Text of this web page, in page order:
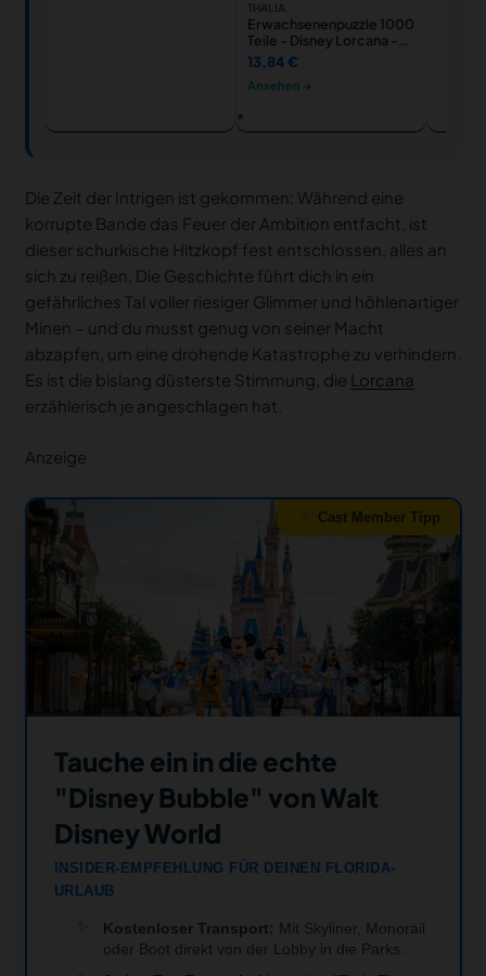
THALIA
Erwachsenenpuzzle 1000
Teile - Disney Lorcana -
Glimmers of the Realm:
Emerald
13,84 €
Ansehen →
Die Zeit der Intrigen ist gekommen: Während eine
korrupte Bande das Feuer der Ambition entfacht, ist
dieser schurkische Hitzkopf fest entschlossen, alles an
sich zu reißen. Die Geschichte führt dich in ein
gefährliches Tal voller riesiger Glimmer und höhlenartiger
Minen – und du musst genug von seiner Macht
abzapfen, um eine drohende Katastrophe zu verhindern.
Es ist die bislang düsterste Stimmung, die
Lorcana
erzählerisch je angeschlagen hat.
Anzeige
Cast Member Tipp
Tauche ein in die echte
"Disney Bubble" von Walt
Disney World
INSIDER-EMPFEHLUNG FÜR DEINEN FLORIDA-
URLAUB
Kostenloser Transport: Mit Skyliner, Monorail
oder Boot direkt von der Lobby in die Parks.